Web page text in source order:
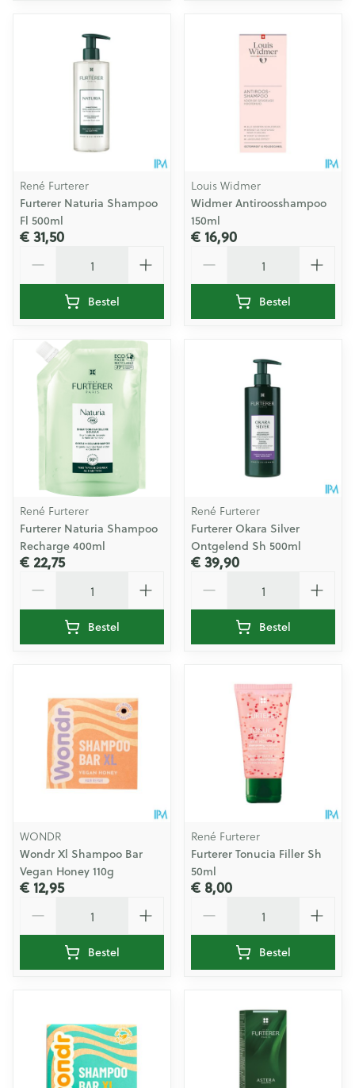
René Furterer
Furterer Naturia Shampoo
Fl 500ml
€ 31,50
Bestel
Louis Widmer
Widmer Antiroosshampoo
150ml
€ 16,90
Bestel
René Furterer
Furterer Naturia Shampoo
Recharge 400ml
€ 22,75
Bestel
René Furterer
Furterer Okara Silver
Ontgelend Sh 500ml
€ 39,90
Bestel
WONDR
Wondr Xl Shampoo Bar
Vegan Honey 110g
€ 12,95
Bestel
René Furterer
Furterer Tonucia Filler Sh
50ml
€ 8,00
Bestel